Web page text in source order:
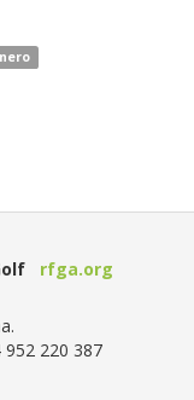
rfga.org
.
952 220 387